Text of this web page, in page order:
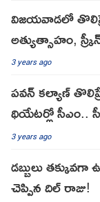
విజయవాడలో
అత్యుత్సాహం,
3 years ago
పవన్ కల్యాణ్
థియేటర్లో సీఎం..
3 years ago
డబ్బులు
చెప్పిన దిల్ రాజు!